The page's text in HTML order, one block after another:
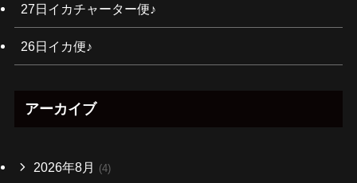
27日イカチャーター便♪
26日イカ便♪
アーカイブ
2026年8月 (4)